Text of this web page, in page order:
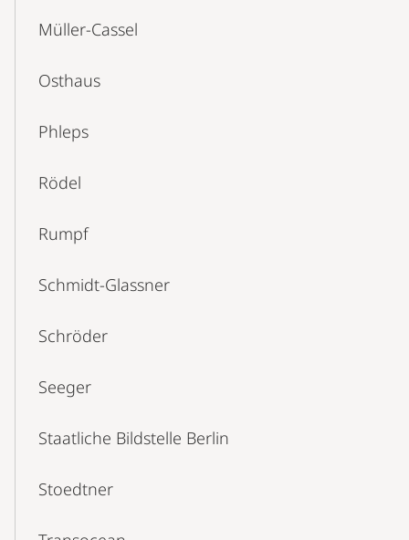
Müller-Cassel
Osthaus
Phleps
Rödel
Rumpf
Schmidt-Glassner
Schröder
Seeger
Staatliche Bildstelle Berlin
Stoedtner